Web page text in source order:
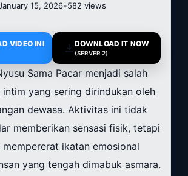
15, 2026•582 views
VIDEO INI DOWNLOAD IT NOW
(SERVER 2)
Sama Pacar menjadi salah
intim yang sering dirindukan oleh
dewasa. Aktivitas ini tidak
memberikan sensasi fisik, tetapi
mempererat ikatan emosional
yang tengah dimabuk asmara.